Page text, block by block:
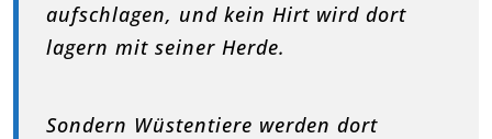
aufschlagen, und kein Hirt wird dort
lagern mit seiner Herde.
Sondern Wüstentiere werden dort